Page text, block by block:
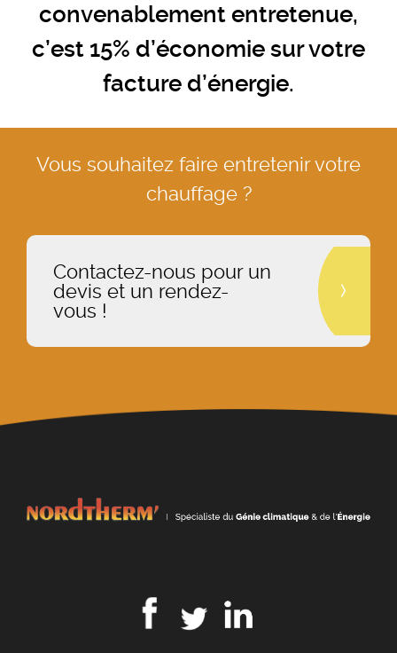
convenablement entretenue,
c’est 15% d’économie sur votre
facture d’énergie.
Vous souhaitez faire entretenir votre
chauffage ?
Contactez-nous pour un
devis et un rendez-
vous !